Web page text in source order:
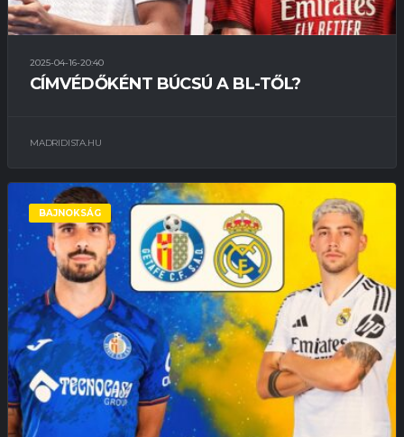
2025-04-16-20:40
CÍMVÉDŐKÉNT BÚCSÚ A BL-TŐL?
MADRIDISTA.HU
BAJNOKSÁG